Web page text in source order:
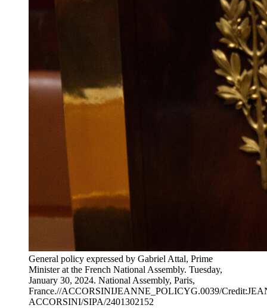
General policy expressed by Gabriel Attal, Prime
Minister at the French National Assembly. Tuesday,
January 30, 2024. National Assembly, Paris,
France.//ACCORSINIJEANNE_POLICYG.0039/
ACCORSINI/SIPA/2401302152